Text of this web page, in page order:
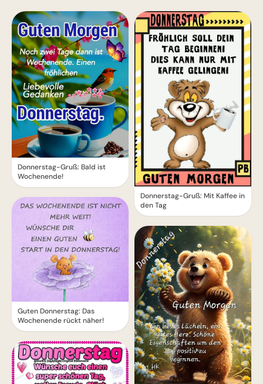
Donnerstag-Gruß: Bald ist
Wochenende!
Guten Donnerstag: Das
Wochenende rückt näher!
Donnerstag-Gruß: Mit Kaffee in
den Tag